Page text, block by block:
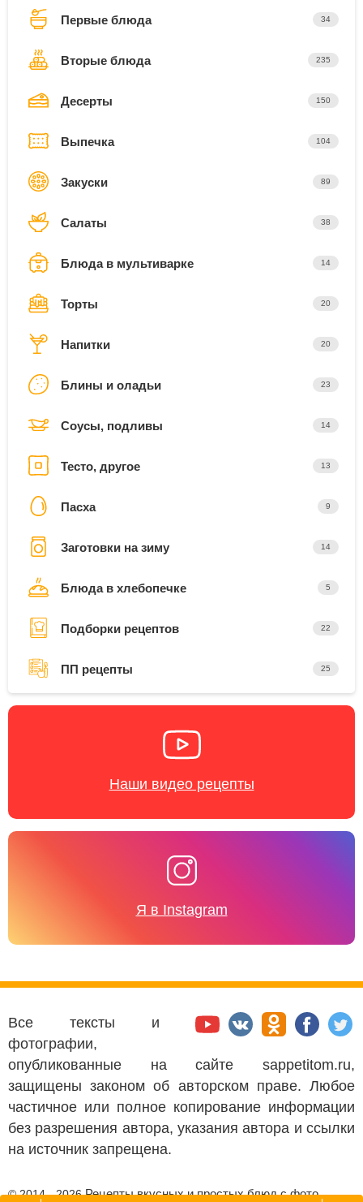
Первые блюда 34
Вторые блюда 235
Десерты 150
Выпечка 104
Закуски 89
Салаты 38
Блюда в мультиварке 14
Торты 20
Напитки 20
Блины и оладьи 23
Соусы, подливы 14
Тесто, другое 13
Пасха 9
Заготовки на зиму 14
Блюда в хлебопечке 5
Подборки рецептов 22
ПП рецепты 25
Наши видео рецепты
Я в Instagram
Все тексты и
фотографии,
опубликованные на сайте sappetitom.ru,
защищены законом об авторском праве. Любое
частичное или полное копирование информации
без разрешения автора, указания автора и ссылки
на источник запрещена.
© 2014 - 2026Рецепты вкусных и простых блюд с фото